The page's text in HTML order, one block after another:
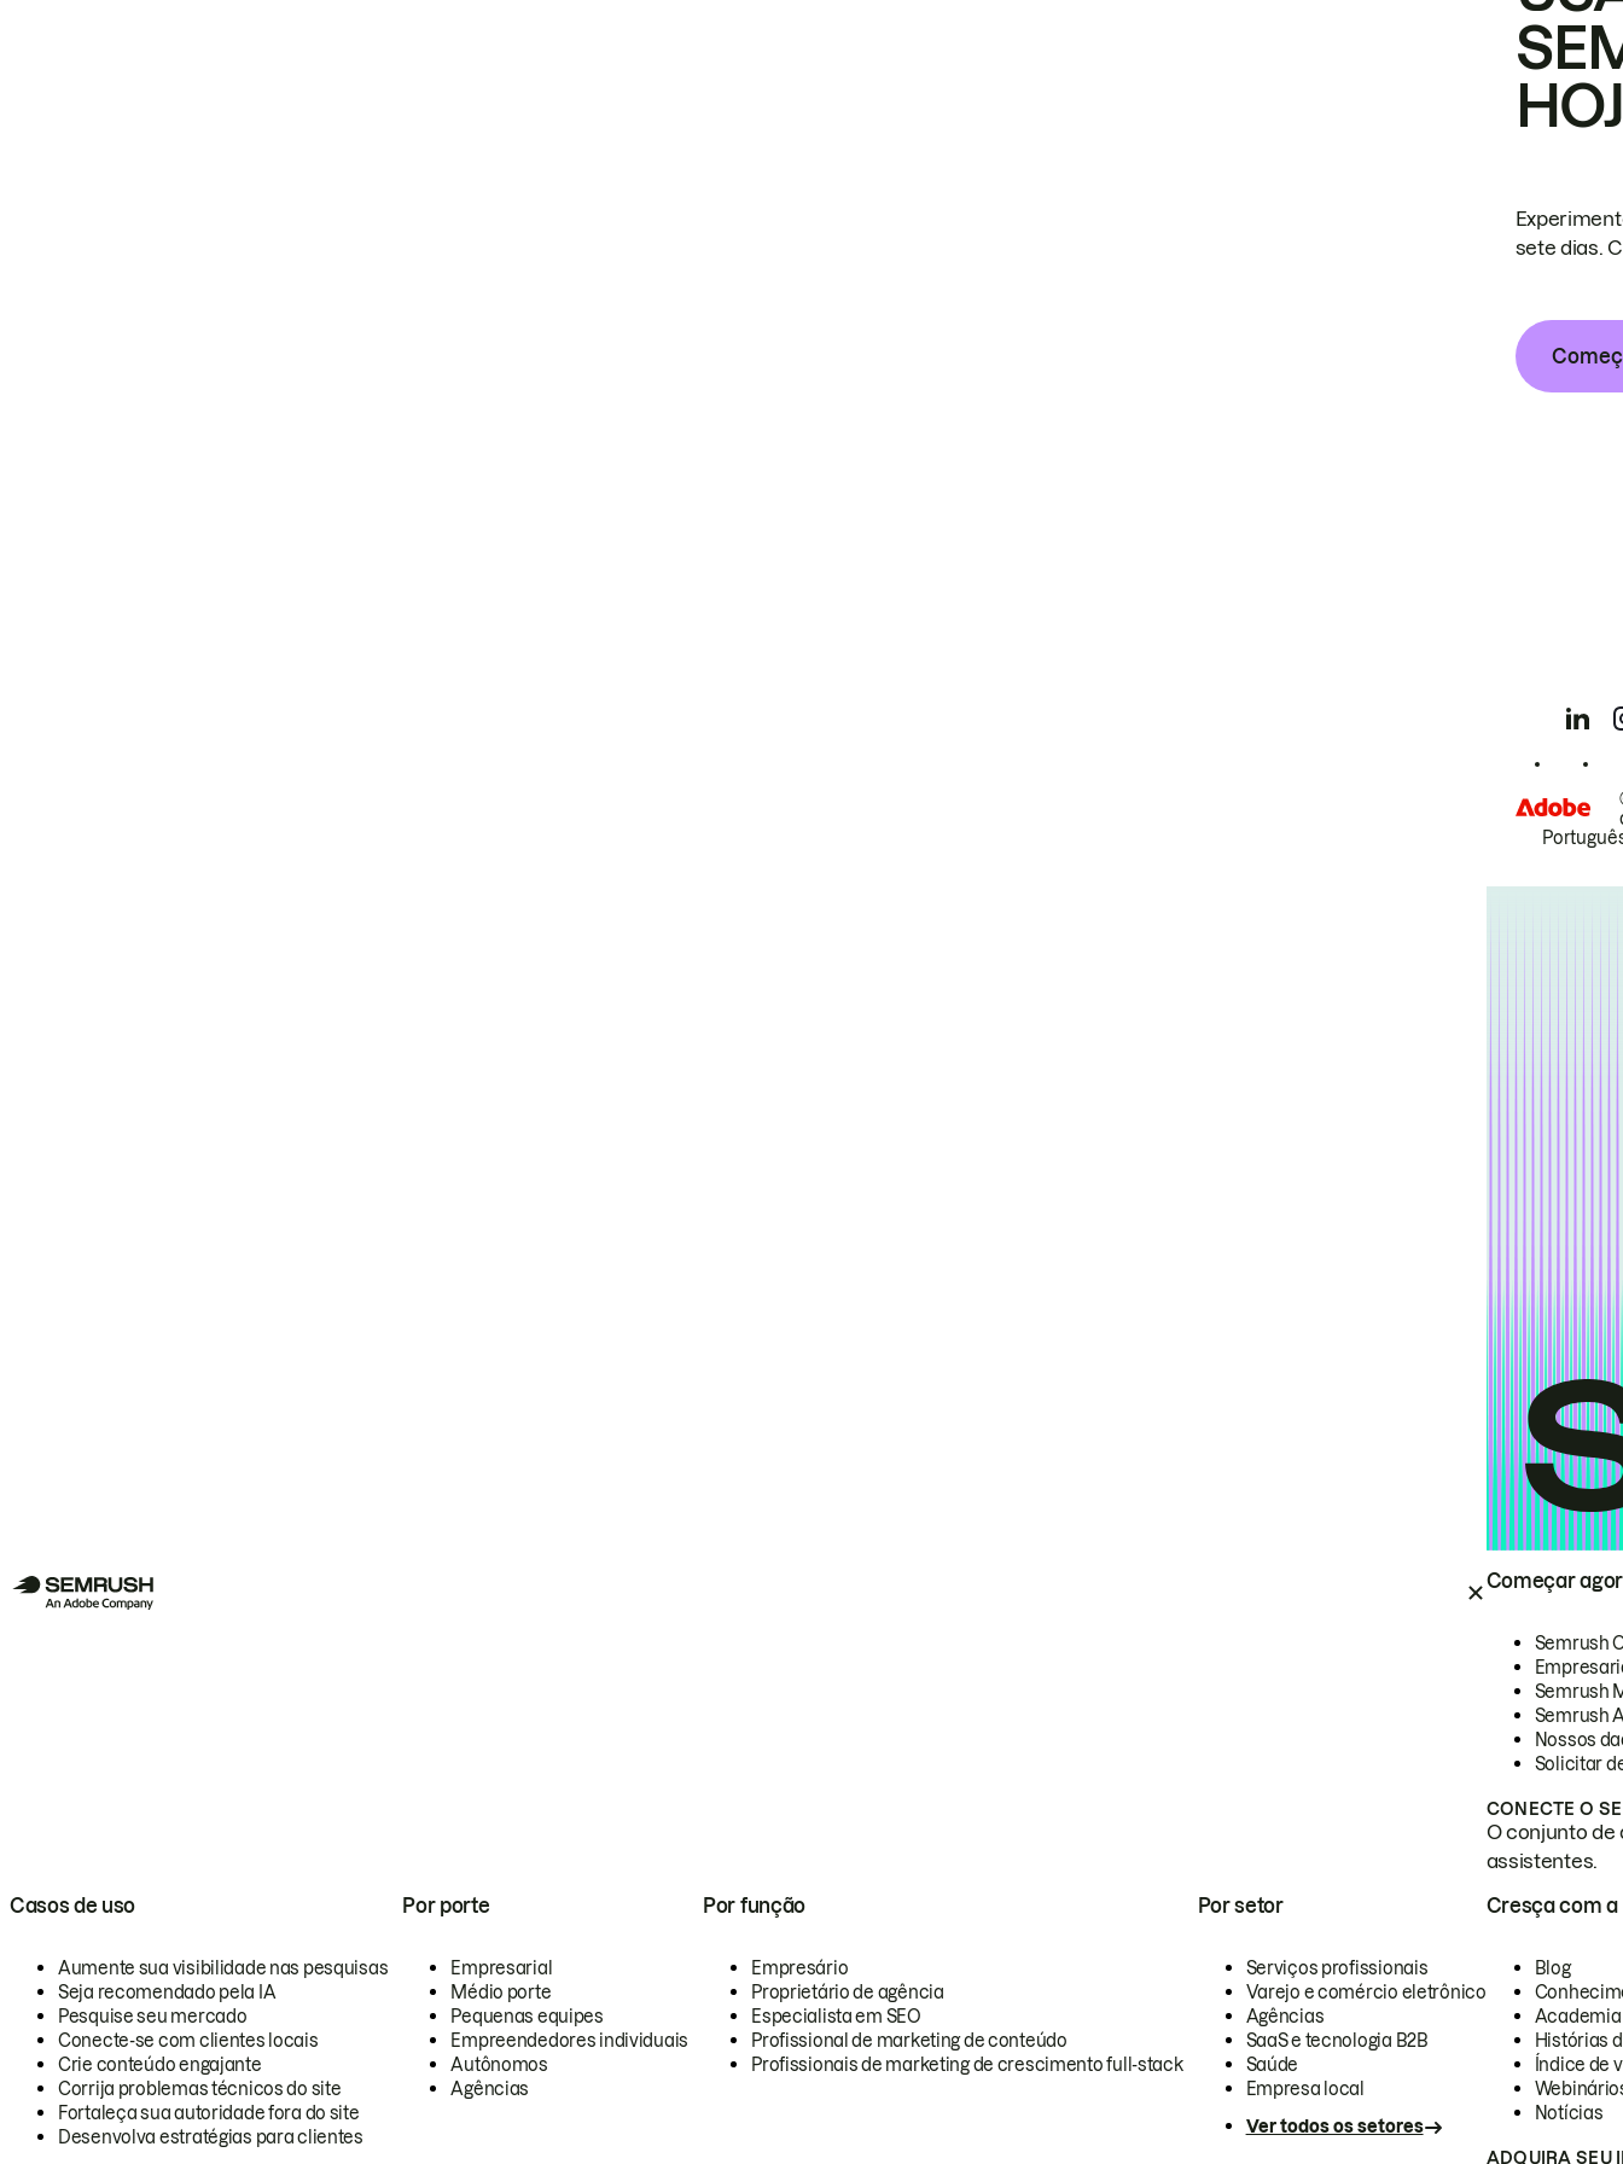
Começar
Semrush
Semrush
Semrush
Nossos
Solicitar
CONECTE O
O conjunto de
assistentes.
Casos de uso
Aumente sua visibilidade nas pesquisas
Seja recomendado pela IA
Pesquise seu mercado
Conecte-se com clientes locais
Crie conteúdo engajante
Corrija problemas técnicos do site
Fortaleça sua autoridade fora do site
Desenvolva estratégias para clientes
Por porte
Empresarial
Médio porte
Pequenas equipes
Empreendedores individuais
Autônomos
Agências
Por função
Empresário
Proprietário de agência
Especialista em SEO
Profissional de marketing de conteúdo
Profissionais de marketing de crescimento full-stack
Por setor
Serviços profissionais
Varejo e comércio eletrônico
Agências
SaaS e tecnologia B2B
Saúde
Empresa local
Ver todos os setores
Cresça com a
Blog
Academia
Histórias
Índice de
Notícias
ADQUIRA SEU
sete dias.